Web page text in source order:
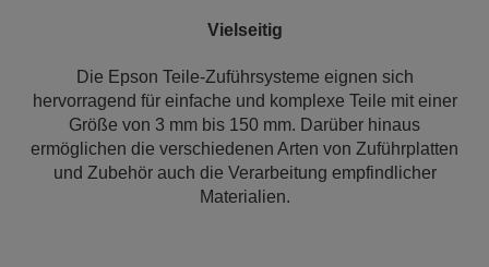
Vielseitig
Die Epson Teile-Zuführsysteme eignen sich
hervorragend für einfache und komplexe Teile mit einer
Größe von 3 mm bis 150 mm. Darüber hinaus
ermöglichen die verschiedenen Arten von Zuführplatten
und Zubehör auch die Verarbeitung empfindlicher
Materialien.